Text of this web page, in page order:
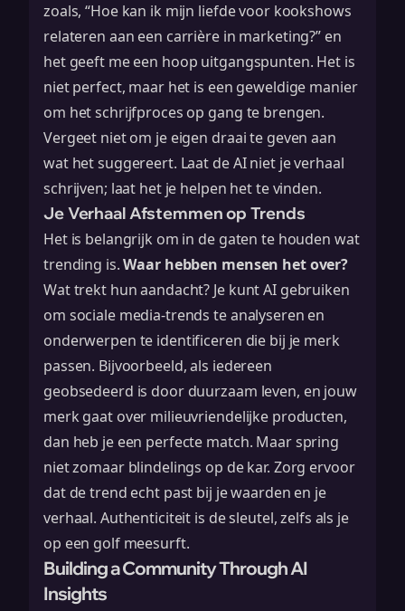
zoals, “Hoe kan ik mijn liefde voor kookshows
relateren aan een carrière in marketing?” en
het geeft me een hoop uitgangspunten. Het is
niet perfect, maar het is een geweldige manier
om het schrijfproces op gang te brengen.
Vergeet niet om je eigen draai te geven aan
wat het suggereert. Laat de AI niet je verhaal
schrijven; laat het je helpen het te vinden.
Je Verhaal Afstemmen op Trends
Het is belangrijk om in de gaten te houden wat
trending is.Waar hebben mensen het over?
Wat trekt hun aandacht? Je kunt AI gebruiken
om sociale media-trends te analyseren en
onderwerpen te identificeren die bij je merk
passen. Bijvoorbeeld, als iedereen
geobsedeerd is door duurzaam leven, en jouw
merk gaat over milieuvriendelijke producten,
dan heb je een perfecte match. Maar spring
niet zomaar blindelings op de kar. Zorg ervoor
dat de trend echt past bij je waarden en je
verhaal. Authenticiteit is de sleutel, zelfs als je
op een golf meesurft.
Building a Community Through AI
Insights